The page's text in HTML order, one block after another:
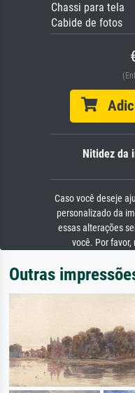
Chassi para tela
Cabide de fotos
Nitidez da
Caso você deseje
personalizado da
essas alterações
você. Por
Outras